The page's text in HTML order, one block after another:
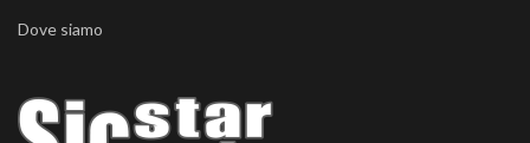
Dove siamo